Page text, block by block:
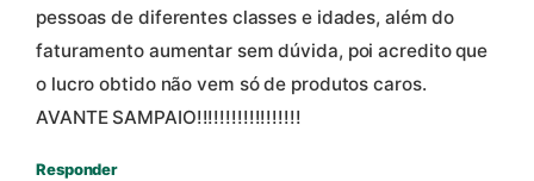
pessoas de diferentes classes e idades, além do
faturamento aumentar sem dúvida, poi acredito que
o lucro obtido não vem só de produtos caros.
AVANTE SAMPAIO!!!!!!!!!!!!!!!!!!
Responder